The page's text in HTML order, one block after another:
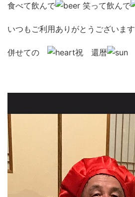
食べて飲んで 笑って飲んで
いつもご利用ありがとうございます
併せての 祝 還暦